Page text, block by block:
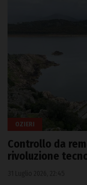
OZIERI
Controllo da
rivoluzione